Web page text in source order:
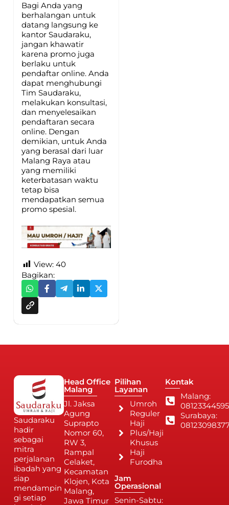
Bagi Anda yang
berhalangan untuk
datang langsung ke
kantor Saudaraku,
jangan khawatir
karena promo juga
berlaku untuk
pendaftar online. Anda
dapat menghubungi
Tim Saudaraku,
melakukan konsultasi,
dan menyelesaikan
pendaftaran secara
online. Dengan
demikian, untuk Anda
yang berasal dari luar
Malang Raya atau
yang memiliki
keterbatasan waktu
tetap bisa
mendapatkan semua
promo spesial.
View: 40
Bagikan:
Saudaraku
hadir
sebagai
mitra
perjalanan
ibadah yang
siap
mendampin
gi setiap
Head Office
Malang
Jl. Jaksa
Agung
Suprapto
Nomor 60,
RW 3,
Rampal
Celaket,
Kecamatan
Klojen, Kota
Malang,
Jawa Timur
Pilihan
Layanan
Umroh
Reguler
Haji
Plus/Haji
Khusus
Haji
Furodha
Jam
Operasional
Senin-Sabtu:
Kontak
Malang:
Surabaya: